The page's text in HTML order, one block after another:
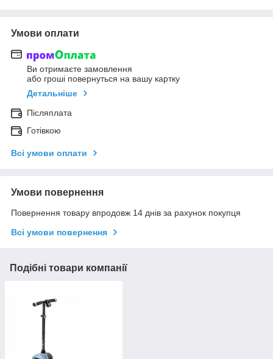
Умови оплати
Ви отримаєте замовлення
або гроші повернуться на вашу картку
Детальніше
Післяплата
Готівкою
Всі умови оплати
Умови повернення
Повернення товару впродовж 14 днів за рахунок покупця
Всі умови повернення
Подібні товари компанії